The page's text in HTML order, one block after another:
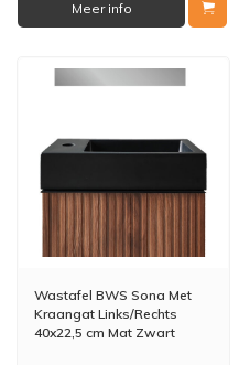
Meer info
Wastafel BWS Sona Met
Kraangat Links/Rechts
40x22,5 cm Mat Zwart